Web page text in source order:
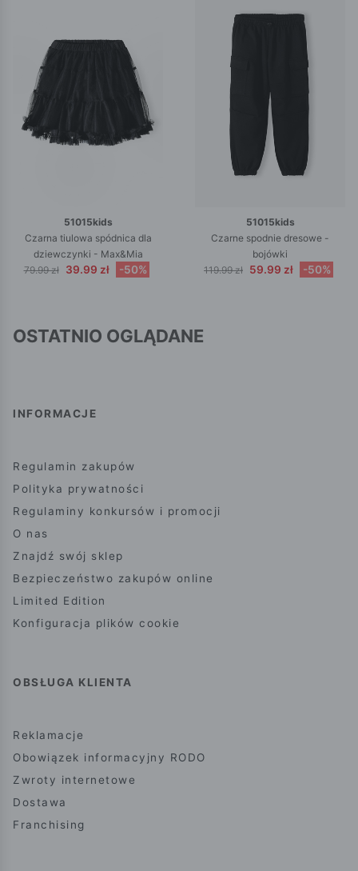
51015kids
Czarna tiulowa spódnica dla
dziewczynki - Max&Mia
79.99 zł
39.99 zł -50%
51015kids
Czarne spodnie dresowe -
bojówki
119.99 zł 59.99 zł -50%
OSTATNIO OGLĄDANE
INFORMACJE
Regulamin zakupów
Polityka prywatności
Regulaminy konkursów i promocji
O nas
Znajdź swój sklep
Bezpieczeństwo zakupów online
Limited Edition
Konfiguracja plików cookie
OBSŁUGA KLIENTA
Reklamacje
Obowiązek informacyjny RODO
Zwroty internetowe
Dostawa
Franchising